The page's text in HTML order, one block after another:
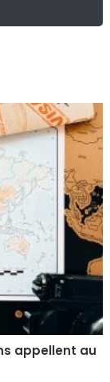
appellent au